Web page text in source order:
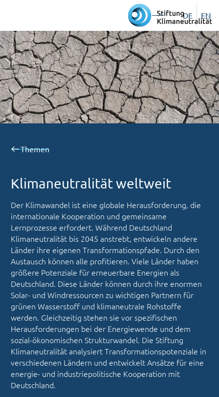
DE EN
Themen
Klimaneutralität weltweit
Der Klimawandel ist eine globale Herausforderung, die
internationale Kooperation und gemeinsame
Lernprozesse erfordert. Während Deutschland
Klimaneutralität bis 2045 anstrebt, entwickeln andere
Länder ihre eigenen Transformationspfade. Durch den
Austausch können alle profitieren. Viele Länder haben
größere Potenziale für erneuerbare Energien als
Deutschland. Diese Länder können durch ihre enormen
Solar- und Windressourcen zu wichtigen Partnern für
grünen Wasserstoff und klimaneutrale Rohstoffe
werden. Gleichzeitig stehen sie vor spezifischen
Herausforderungen bei der Energiewende und dem
sozial-ökonomischen Strukturwandel. Die Stiftung
Klimaneutralität analysiert Transformationspotenziale in
verschiedenen Ländern und entwickelt Ansätze für eine
energie- und industriepolitische Kooperation mit
Deutschland.